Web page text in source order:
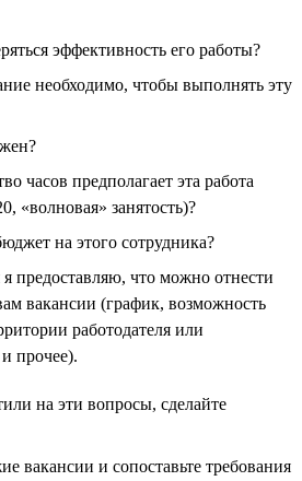
эффективность его работы?
необходимо, чтобы выполнять эту
часов предполагает эта работа
«волновая» занятость)?
на этого сотрудника?
предоставляю, что можно отнести
вакансии (график, возможность
работодателя или
прочее).
на эти вопросы, сделайте
вакансии и сопоставьте требования